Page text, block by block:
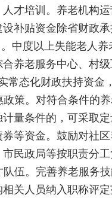
才培训。养老机构
补贴资金除省财政
中度以上失能老人
养老服务中心、村
常态化财政扶持资金
政策。对符合条件的
量条件的，可采取
等资金。鼓励对社
民政局等按职责分
队伍。完善养老服务
关人员纳入职称评